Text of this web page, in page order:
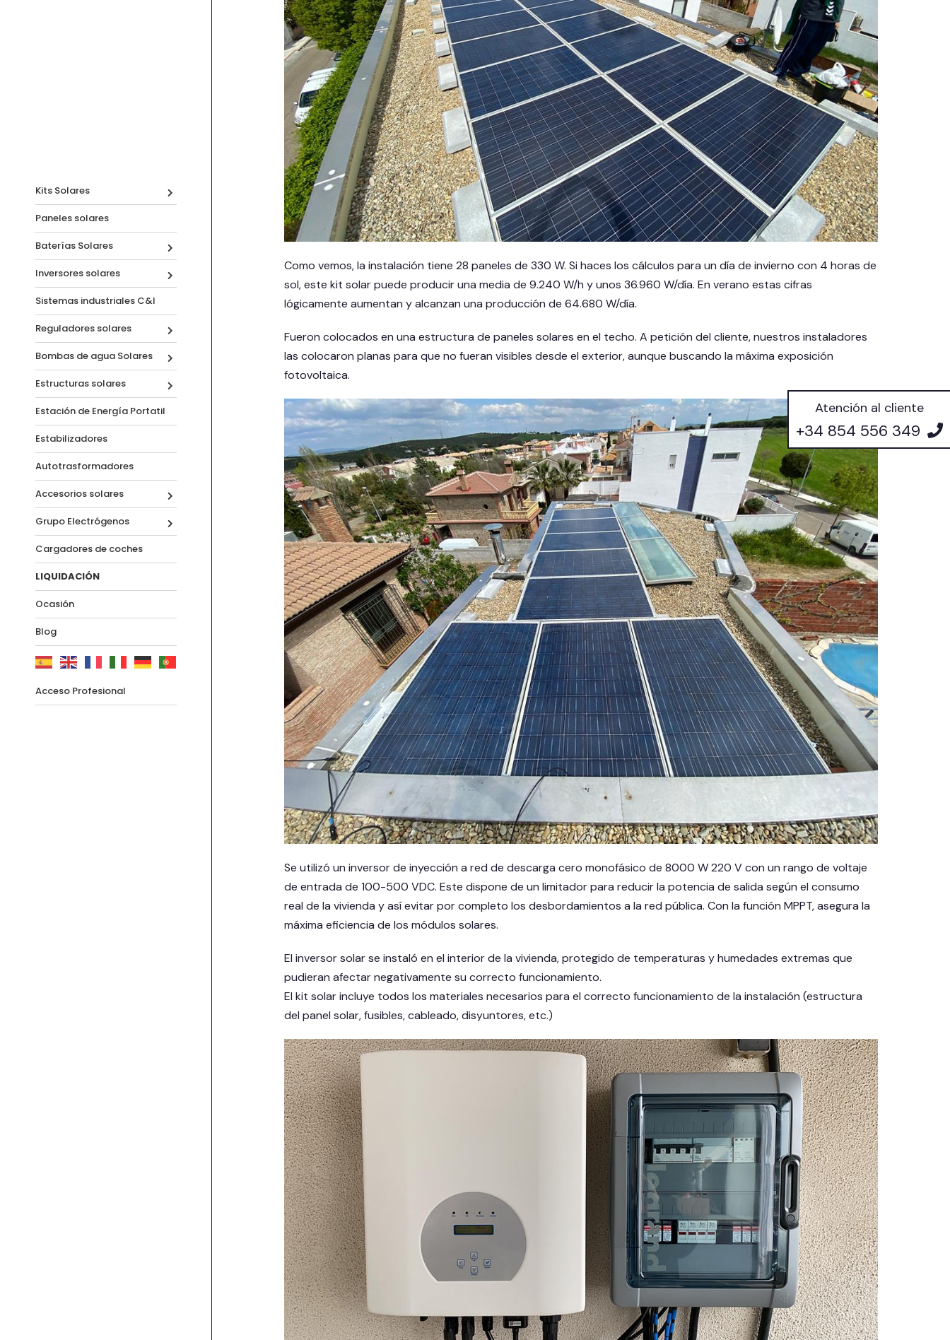
Kits Solares
Paneles solares
Baterías Solares
Inversores solares
Sistemas industriales C&I
Reguladores solares
Bombas de agua Solares
Estructuras solares
Estación de Energía Portatil
Estabilizadores
Autotrasformadores
Accesorios solares
Grupo Electrógenos
Cargadores de coches
LIQUIDACIÓN
Ocasión
Blog
Acceso Profesional
Como vemos, la instalación tiene 28 paneles de 330 W. Si haces los cálculos para un día de invierno con 4 horas de
sol, este kit solar puede producir una media de 9.240 W/h y unos 36.960 W/día. En verano estas cifras
lógicamente aumentan y alcanzan una producción de 64.680 W/día.
Fueron colocados en una estructura de paneles solares en el techo. A petición del cliente, nuestros instaladores
las colocaron planas para que no fueran visibles desde el exterior, aunque buscando la máxima exposición
fotovoltaica.
Se utilizó un inversor de inyección a red de descarga cero monofásico de 8000 W 220 V con un rango de voltaje
de entrada de 100-500 VDC. Este dispone de un limitador para reducir la potencia de salida según el consumo
real de la vivienda y así evitar por completo los desbordamientos a la red pública. Con la función MPPT, asegura la
máxima eficiencia de los módulos solares.
El inversor solar se instaló en el interior de la vivienda, protegido de temperaturas y humedades extremas que
pudieran afectar negativamente su correcto funcionamiento.
El kit solar incluye todos los materiales necesarios para el correcto funcionamiento de la instalación (estructura
del panel solar, fusibles, cableado, disyuntores, etc.)
Atención al cliente
+34 854 556 349